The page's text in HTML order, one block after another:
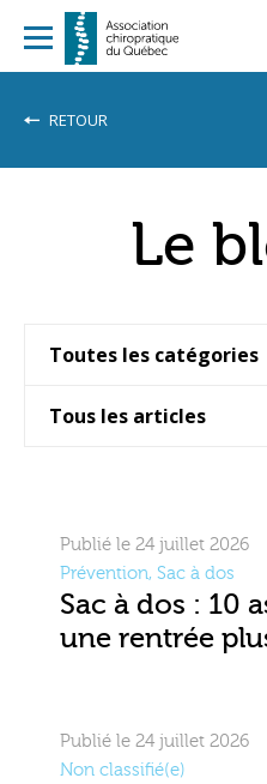
RETOUR
Le
Publié le 24 juillet 2026
Prévention, Sac à dos
Sac à dos : 10
une rentrée
Publié le 24 juillet 2026
Non classifié(e)